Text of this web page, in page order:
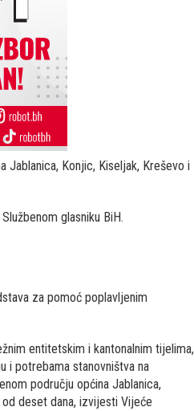
Jablanica, Konjic, Kiseljak, Kreševo i
glasniku BiH.
za pomoć poplavljenim
entitetskim i kantonalnim tijelima,
i potrebama stanovništva na
području općina Jablanica,
deset dana, izvijesti Vijeće